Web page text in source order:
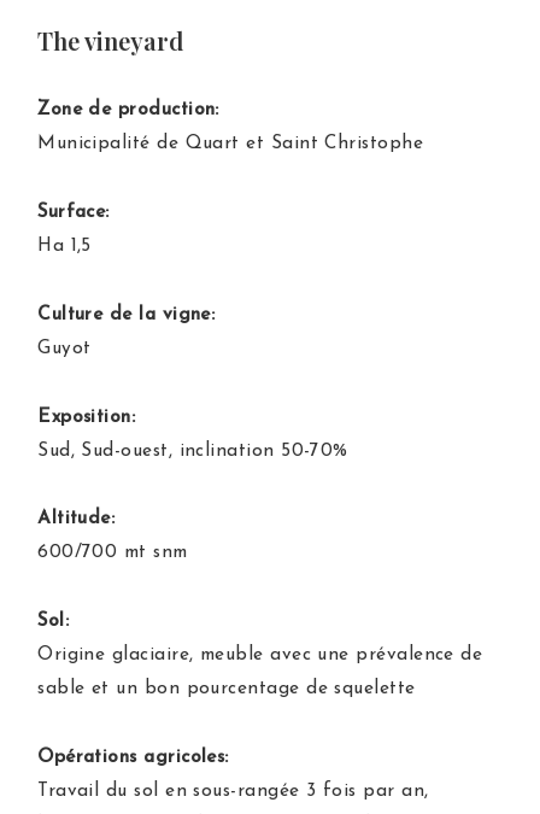
The vineyard
Zone de production:
Municipalité de Quart et Saint Christophe
Surface:
Ha 1,5
Culture de la vigne:
Guyot
Exposition:
Sud, Sud-ouest, inclination 50-70%
Altitude:
600/700 mt snm
Sol:
Origine glaciaire, meuble avec une prévalence de
sable et un bon pourcentage de squelette
Opérations agricoles:
Travail du sol en sous-rangée 3 fois par an,